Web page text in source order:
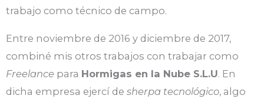
trabajo como técnico de campo.
Entre noviembre de 2016 y diciembre de 2017,
combiné mis otros trabajos con trabajar como
Freelance para Hormigas en la Nube S.L.U. En
dicha empresa ejercí de sherpa tecnológico, algo